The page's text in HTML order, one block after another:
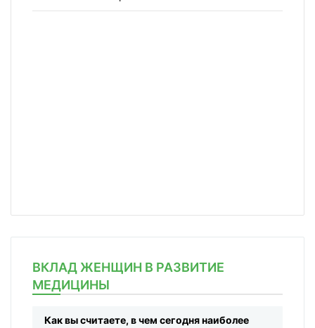
ВКЛАД ЖЕНЩИН В РАЗВИТИЕ
МЕДИЦИНЫ
Как вы считаете, в чем сегодня наиболее